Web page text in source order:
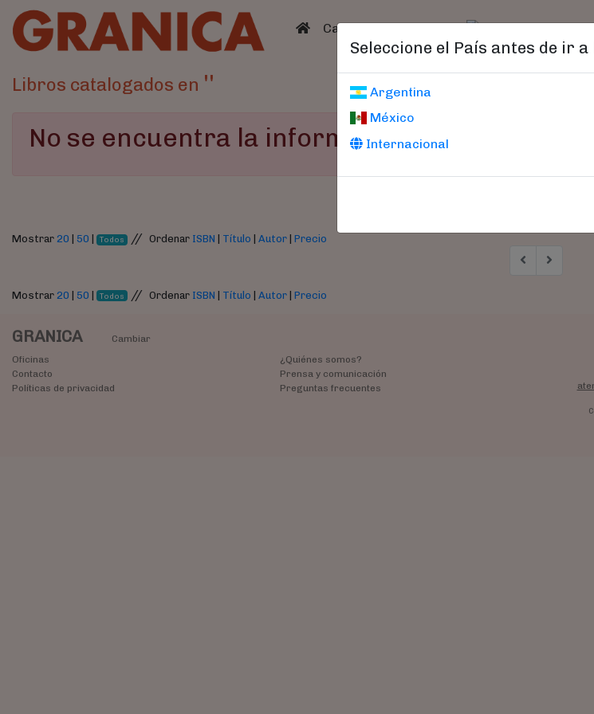
(current)
Catálogo Catálogo
Seleccione el País antes de ir
Argentina
México
Internacional
Libros catalogados en ''
No se encuentra la información solicitada
Mostrar 20 50 Todos // Ordenar ISBN Título Autor| Precio
Mostrar 20 | 50 | Todos // Ordenar ISBN | Título | Autor| Precio
GRANICA
Cambiar
Oficinas
Contacto
Políticas de privacidad
¿Quiénes somos?
Prensa y comunicación
Preguntas frecuentes